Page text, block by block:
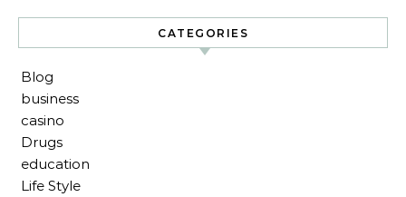
CATEGORIES
Blog
business
casino
Drugs
education
Life Style